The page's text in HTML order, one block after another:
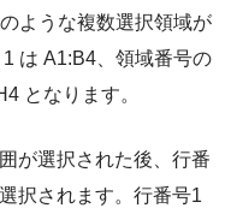
ような複数選択領域が
は A1:B4、領域番号の
となります。
が選択された後、行番
択されます。行番号1